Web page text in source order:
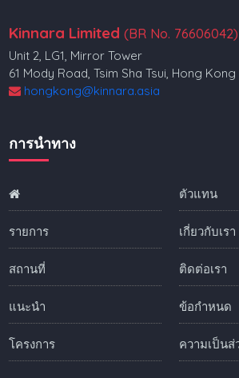
Kinnara Limited (BR No. 76606042)
Unit 2, LG1, Mirror Tower
61 Mody Road, Tsim Sha Tsui, Hong Kong
hongkong@kinnara.asia
การนำทาง
รายการ
สถานที่
แนะนำ
โครงการ
ตัวแทน
เกี่ยวกับเรา
ติดต่อเรา
ข้อกำหนด
ความเป็นส่